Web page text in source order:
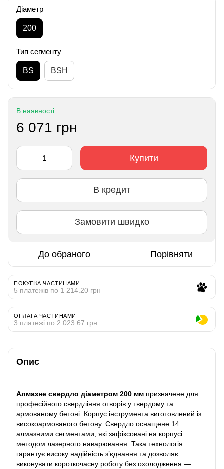
Діаметр
200
Тип сегменту
BS BSH
В наявності
6 071 грн
Купити
В кредит
Замовити швидко
До обраного Порівняти
ПОКУПКА ЧАСТИНАМИ
5 платежів по 1 214.20 грн
ОПЛАТА ЧАСТИНАМИ
3 платежі по 2 023.67 грн
Опис
Алмазне свердло діаметром 200 мм призначене для
професійного свердління отворів у твердому та
армованому бетоні. Корпус інструмента виготовлений із
високоармованого бетону. Свердло оснащене 14
алмазними сегментами, які зафіксовані на корпусі
методом лазерного наварювання. Така технологія
гарантує високу надійність з’єднання та дозволяє
виконувати короткочасну роботу без охолодження —